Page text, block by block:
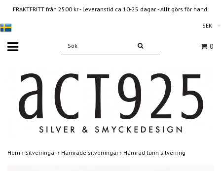
FRAKTFRITT från 2500 kr - Leveranstid ca 10-25 dagar. - Allt görs för hand.
SEK
0
Hem › Silverringar › Hamrade silverringar › Hamrad tunn silverring